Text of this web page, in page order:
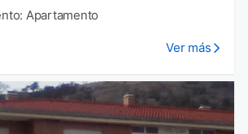
Apartamento
Ver más